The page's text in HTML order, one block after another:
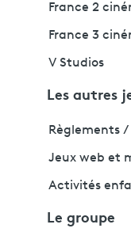
France 2
France 3
V Studios
Les autres
Règlements
Jeux web et
Activités
Le groupe